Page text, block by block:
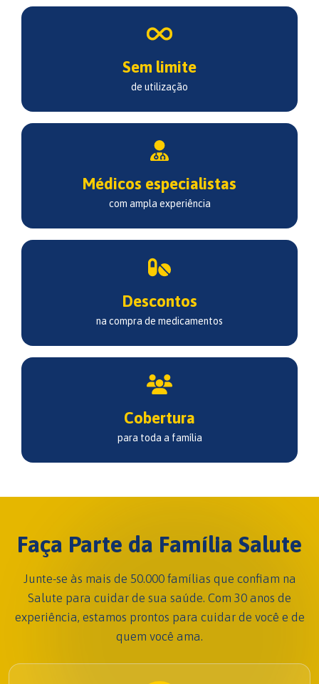
Sem limite
de utilização
Médicos especialistas
com ampla experiência
Descontos
na compra de medicamentos
Cobertura
para toda a família
Faça Parte da Família Salute
Junte-se às mais de 50.000 famílias que confiam na
Salute para cuidar de sua saúde. Com 30 anos de
experiência, estamos prontos para cuidar de você e de
quem você ama.